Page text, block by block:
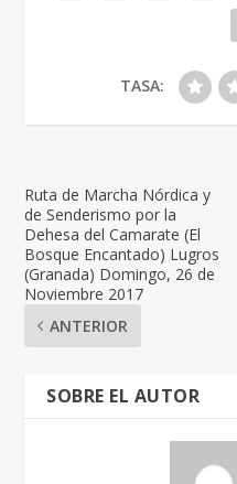
TASA:
Ruta de Marcha Nórdica y
de Senderismo por la
Dehesa del Camarate (El
Bosque Encantado) Lugros
(Granada) Domingo, 26 de
Noviembre 2017
ANTERIOR
SOBRE EL AUTOR